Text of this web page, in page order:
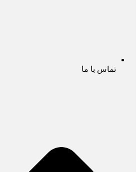
تماس با ما